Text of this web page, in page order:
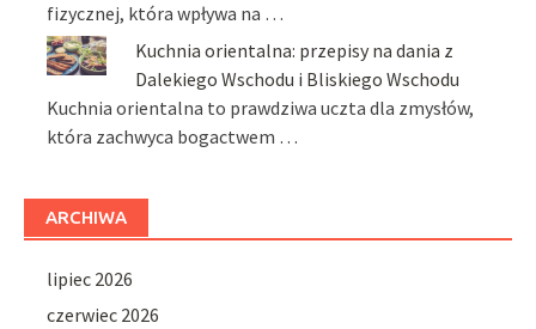
fizycznej, która wpływa na …
Kuchnia orientalna: przepisy na dania z
Dalekiego Wschodu i Bliskiego Wschodu
Kuchnia orientalna to prawdziwa uczta dla zmysłów,
która zachwyca bogactwem …
ARCHIWA
lipiec 2026
czerwiec 2026